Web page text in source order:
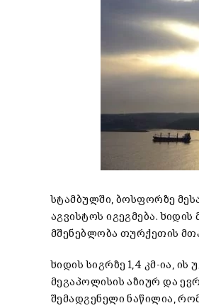
სტამბულში, ბოსფორზე
აგვისტოს იგეგმება.
მშენებლობა თურქეთის
ხიდის სიგრზე 1,4 კმ-ია,
მეგაპოლისის აზიურ და
შემადგენელი ნაწილია,